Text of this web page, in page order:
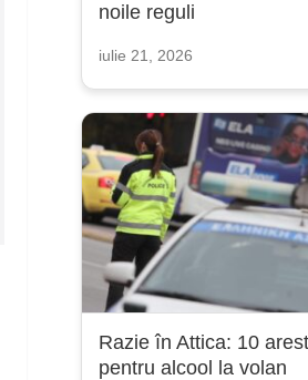
noile reguli
iulie 21, 2026
Razie în Attica: 10
pentru alcool la volan